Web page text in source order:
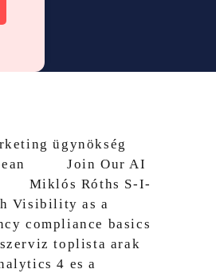
ügynökség
Join Our AI
Miklós Róths S-I-
Visibility as a
compliance basics
toplista arak
4 es a